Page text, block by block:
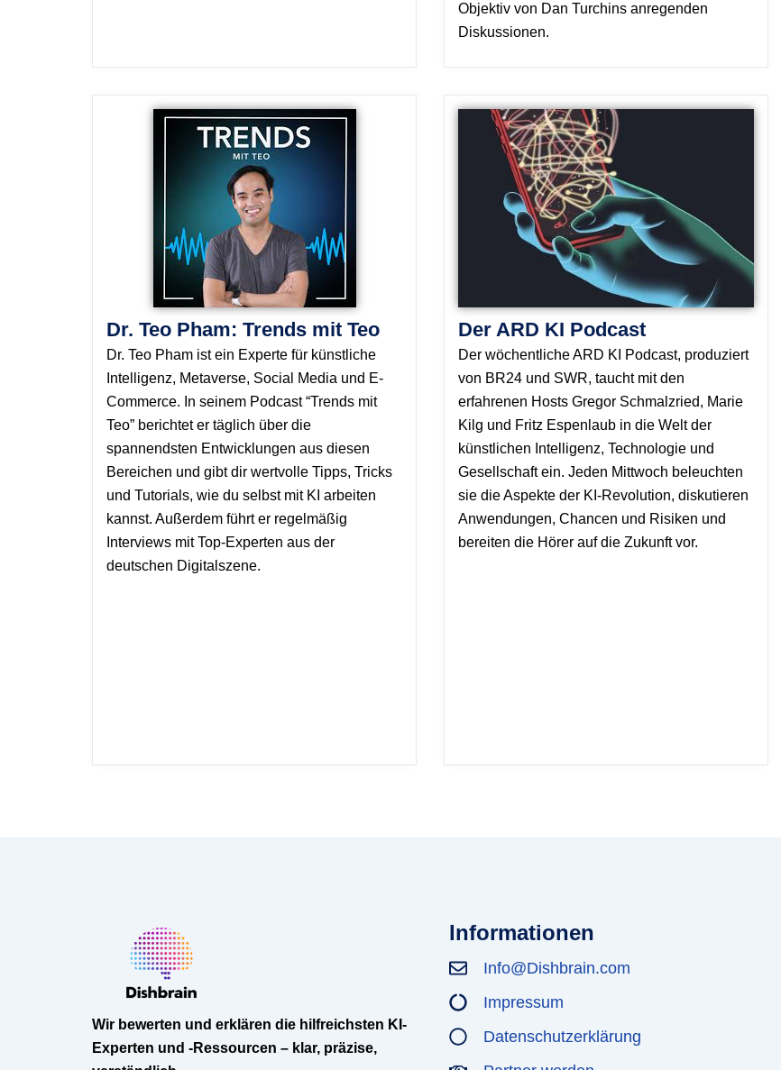
Objektiv von Dan Turchins anregenden
Diskussionen.
Dr. Teo Pham: Trends mit Teo
Dr. Teo Pham ist ein Experte für künstliche
Intelligenz, Metaverse, Social Media und E-
Commerce. In seinem Podcast “Trends mit
Teo” berichtet er täglich über die
spannendsten Entwicklungen aus diesen
Bereichen und gibt dir wertvolle Tipps, Tricks
und Tutorials, wie du selbst mit KI arbeiten
kannst. Außerdem führt er regelmäßig
Interviews mit Top-Experten aus der
deutschen Digitalszene.
Der ARD KI Podcast
Der wöchentliche ARD KI Podcast, produziert
von BR24 und SWR, taucht mit den
erfahrenen Hosts Gregor Schmalzried, Marie
Kilg und Fritz Espenlaub in die Welt der
künstlichen Intelligenz, Technologie und
Gesellschaft ein. Jeden Mittwoch beleuchten
sie die Aspekte der KI-Revolution, diskutieren
Anwendungen, Chancen und Risiken und
bereiten die Hörer auf die Zukunft vor.
Wir bewerten und erklären die hilfreichsten KI-
Experten und -Ressourcen – klar, präzise,
Informationen
Info@Dishbrain.com
Impressum
Datenschutzerklärung